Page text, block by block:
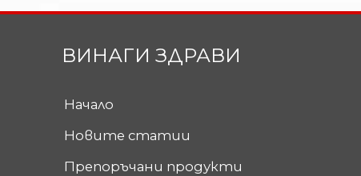
ВИНАГИ ЗДРАВИ
Начало
Новите статии
Препоръчани продукти